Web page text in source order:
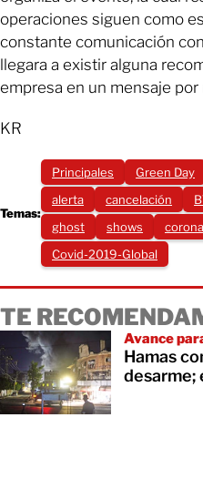
operaciones siguen como
constante comunicación
llegara a existir alguna
empresa en un mensaje
KR
Temas:
Principales Green Day
alerta
cancelación
ghost
shows
Covid-2019-Global
TE
Avance
Hamas
desarme;